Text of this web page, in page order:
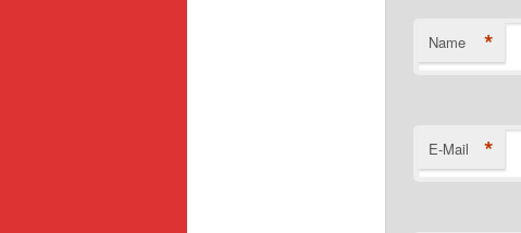
Name *
E-Mail *